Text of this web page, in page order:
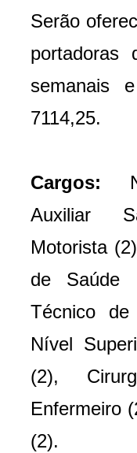
Serão
portadoras
semanais
7114,25.
Cargos:
Auxiliar
Motorista
de Saúde
Técnico
Nível
(2),
Enfermeiro
(2).